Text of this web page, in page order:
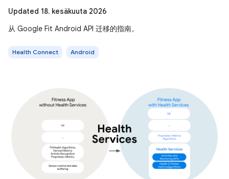
Updated 18. kesäkuuta 2026
从 Google Fit Android API 迁移的指南。
Health Connect Android